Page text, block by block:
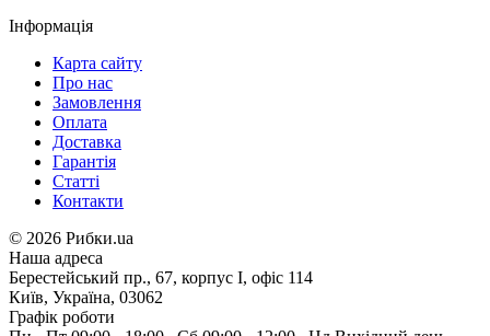
Інформація
Карта сайту
Про нас
Замовлення
Оплата
Доставка
Гарантія
Статті
Контакти
© 2026 Рибки.ua
Наша адреса
Берестейський пр., 67, корпус І, офіс 114
Київ, Україна, 03062
Графік роботи